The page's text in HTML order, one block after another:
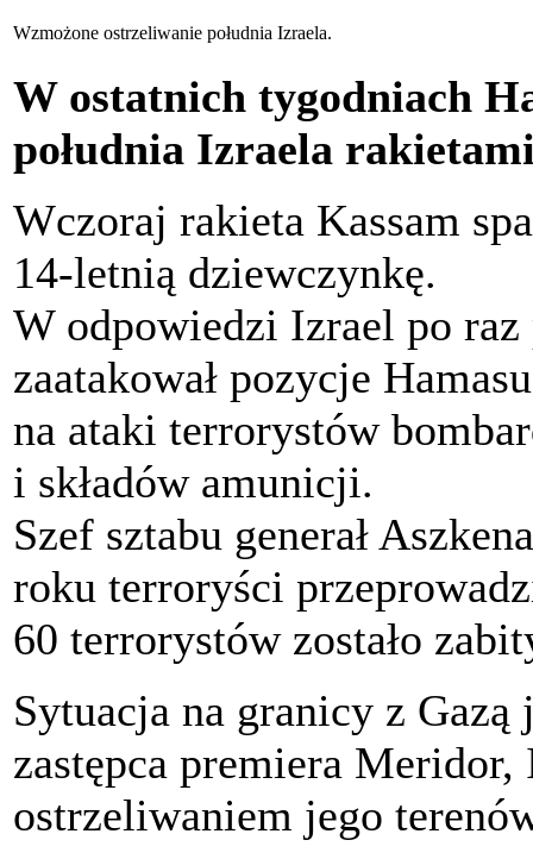
Wzmożone ostrzeliwanie południa Izraela.
W ostatnich tygodniach
południa Izraela
Wczoraj rakieta Kassam
14-letnią dziewczynkę.
W odpowiedzi Izrael po
zaatakował pozycje
na ataki terrorystów
i składów amunicji.
Szef sztabu generał
roku terroryści
60 terrorystów zostało
Sytuacja na granicy z
zastępca premiera
ostrzeliwaniem jego